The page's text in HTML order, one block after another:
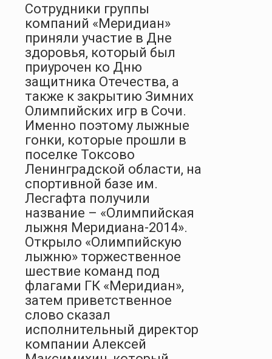
Сотрудники группы
компаний «Меридиан»
приняли участие в Дне
здоровья, который был
приурочен ко Дню
защитника Отечества, а
также к закрытию Зимних
Олимпийских игр в Сочи.
Именно поэтому лыжные
гонки, которые прошли в
поселке Токсово
Ленинградской области, на
спортивной базе им.
Лесгафта получили
название – «Олимпийская
лыжня Меридиана-2014».
Открыло «Олимпийскую
лыжню» торжественное
шествие команд под
флагами ГК «Меридиан»,
затем приветственное
слово сказал
исполнительный директор
компании Алексей